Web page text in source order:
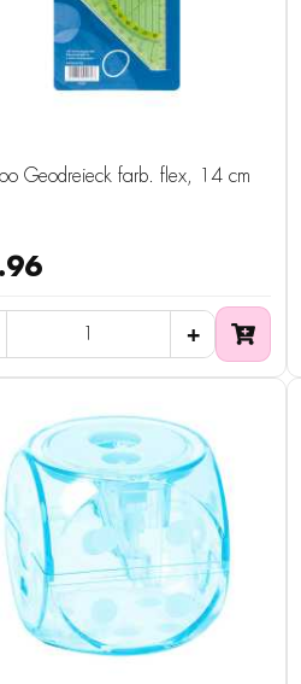
Geodreieck farb. flex, 14 cm